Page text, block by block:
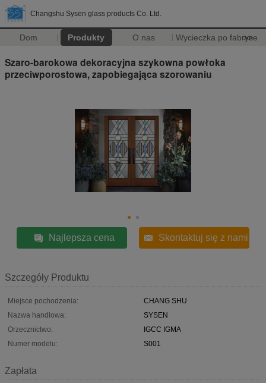
Changshu Sysen glass products Co. Ltd.
Dom Produkty O nas Wycieczka po fabryce
>>
Szaro-barokowa dekoracyjna szykowna powłoka
przeciwporostowa, zapobiegająca szorowaniu
Najlepsza cena Skontaktuj się z nami
Szczegóły Produktu
Miejsce pochodzenia:
CHANG SHU
Nazwa handlowa:
SYSEN
Orzecznictwo:
IGCC IGMA
Numer modelu:
S001
Zapłata